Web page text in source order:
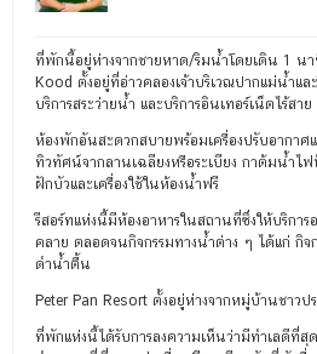
ที่พักนี้อยู่ห่างจากชายหาด/ริมน้ำโดยเดิน 1 น
Kood ตั้งอยู่ที่อ่าวคลองเจ้าบริเวณปากแม่น้ำแล
บริการสระว่ายน้ำ และบริการอินเทอร์เน็ตไร้ส
ห้องพักอันสะดวกสบายพร้อมเครื่องปรับอากา
ทิวทัศน์จากลานเฉลียงหรือระเบียง กาต้มน้ำไ
ฝักบัวและเครื่องใช้ในห้องน้ำฟรี
รีสอร์ทแห่งนี้มีห้องอาหารในสถานที่ซึ่งให้บริกา
คลาย ตลอดจนกิจกรรมทางน้ำต่าง ๆ ได้แก่ กิจ
ดำน้ำตื้น
Peter Pan Resort ตั้งอยู่ห่างจากหมู่บ้านชาวป
ที่พักแห่งนี้ได้รับการลงความเห็นว่ามีทำเลดีที่สุ